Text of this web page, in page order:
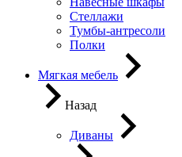
Стеллажи
Тумбы-антресоли
Полки
Мягкая мебель
Назад
Диваны